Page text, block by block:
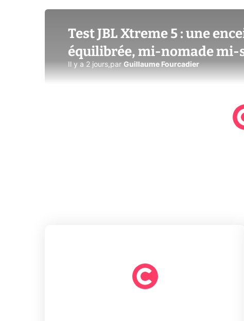
Test JBL Xtreme 5 : une
équilibrée, mi-nomade mi-
Il y a 2 jours,par Guillaume Fourcadier